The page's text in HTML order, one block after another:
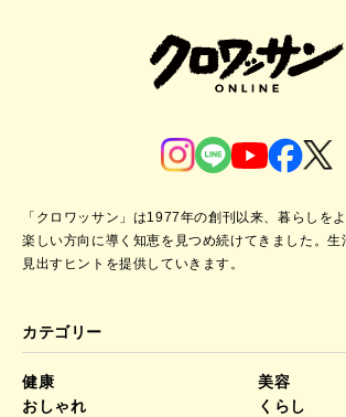
「クロワッサン」は1977年の創刊以来、暮らしを
楽しい方向に導く知恵を見つめ続けてきました。生
見出すヒントを提供していきます。
カテゴリー
健康
美容
おしゃれ
くらし